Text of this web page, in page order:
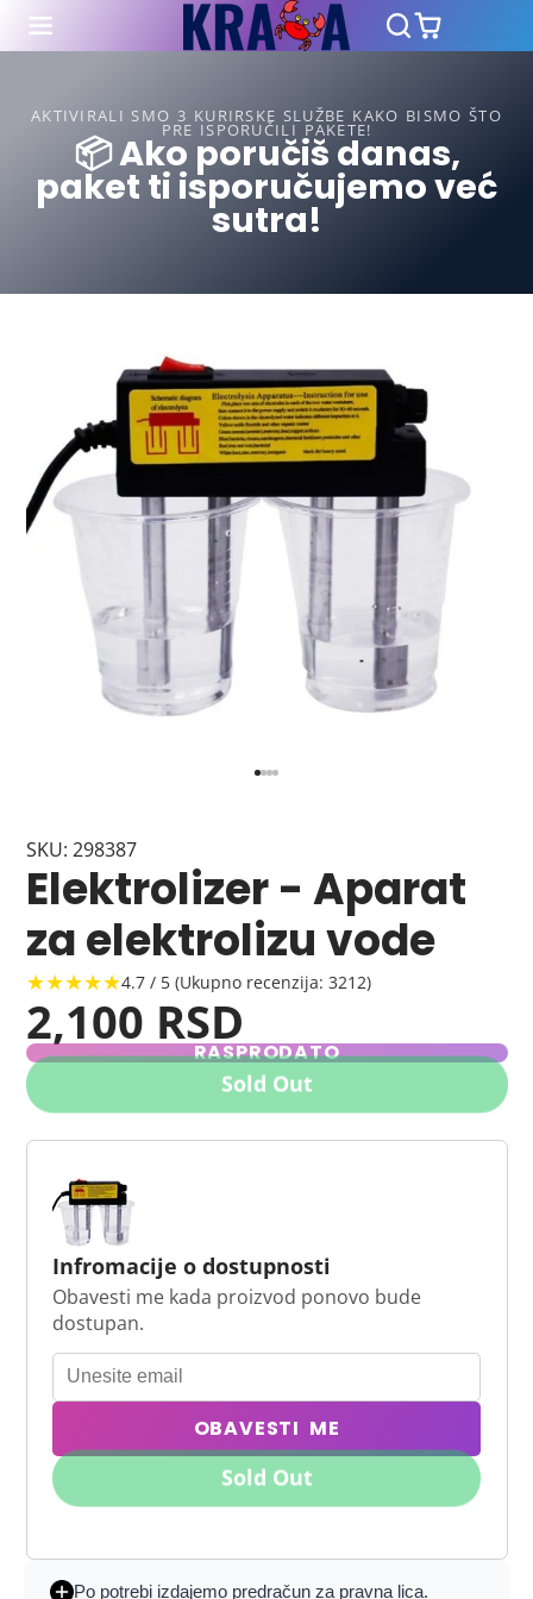
AKTIVIRALI SMO 3 KURIRSKE SLUŽBE KAKO BISMO ŠTO
PRE ISPORUČILI PAKETE!
📦 Ako poručiš danas,
paket ti isporučujemo već
sutra!
SKU: 298387
Elektrolizer - Aparat
za elektrolizu vode
★★★★★4.7 / 5 (Ukupno recenzija: 3212)
2,100 RSD
RASPRODATO
Sold Out
Infromacije o dostupnosti
Obavesti me kada proizvod ponovo bude
dostupan.
OBAVESTI ME
Sold Out
Po potrebi izdajemo predračun za pravna lica.